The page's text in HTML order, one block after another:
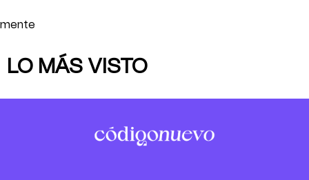
mente
LO MÁS VISTO